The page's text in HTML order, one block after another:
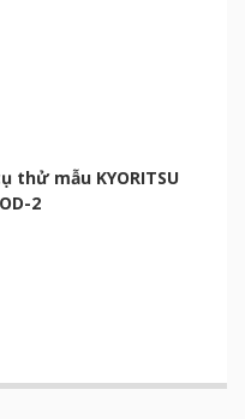
thử mẫu KYORITSU
2